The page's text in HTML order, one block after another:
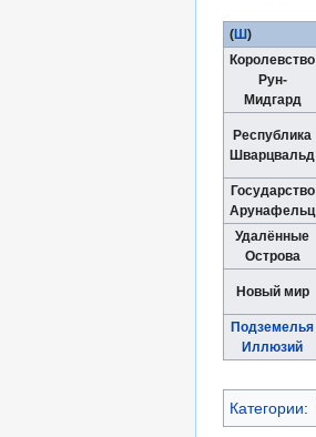
(Ш)
Королевство
Рун-
Мидгард
Республика
Шварцвальд
Государство
Арунафельц
Удалённые
Острова
Новый мир
Подземелья
Иллюзий
Категории: